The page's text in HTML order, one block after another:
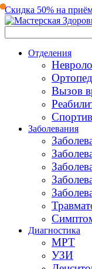
Скидка 50% на
Отделения
Вызов
Заболевания
Диагностика
МРТ
УЗИ